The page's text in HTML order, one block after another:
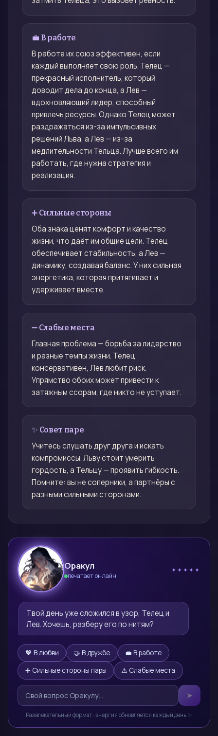
💼 В работе
В работе их союз эффективен, если
каждый выполняет свою роль. Телец —
прекрасный исполнитель, который
доводит дела до конца, а Лев —
вдохновляющий лидер, способный
привлечь ресурсы. Однако Телец может
раздражаться из-за импульсивных
решений Льва, а Лев — из-за
медлительности Тельца. Лучше всего им
работать, где нужна стратегия и
реализация.
➕ Сильные стороны
Оба знака ценят комфорт и качество
жизни, что даёт им общие цели. Телец
обеспечивает стабильность, а Лев —
динамику, создавая баланс. У них сильная
энергетика, которая притягивает и
удерживает вместе.
➖ Слабые места
Главная проблема — борьба за лидерство
и разные темпы жизни. Телец
консервативен, Лев любит риск.
Упрямство обоих может привести к
затяжным ссорам, где никто не уступает.
✨ Совет паре
Учитесь слушать друг друга и искать
компромиссы. Льву стоит умерить
гордость, а Тельцу — проявить гибкость.
Помните: вы не соперники, а партнёры с
разными сильными сторонами.
🔮
Оракул
печатает онлайн
✦✦✦✦✦
Твой день уже сложился в узор, Телец и
Лев. Хочешь, разберу его по нитям?
💖 В любви 🤝 В дружбе
💼 В работе
➕ Сильные стороны пары
⚠️ Слабые места
➤
Развлекательный формат · энергия обновляется каждый день ✨